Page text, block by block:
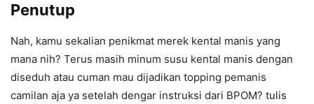
Penutup
Nah, kamu sekalian penikmat merek kental manis yang
mana nih? Terus masih minum susu kental manis dengan
diseduh atau cuman mau dijadikan topping pemanis
camilan aja ya setelah dengar instruksi dari BPOM? tulis